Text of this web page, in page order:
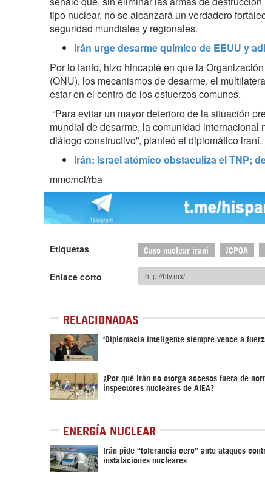
tipo nuclear, no se alcanzará un verdadero
seguridad mundiales y regionales.
Irán urge desarme químico de EEUU y
Por lo tanto, hizo hincapié en que la
(ONU), los mecanismos de desarme, el
estar en el centro de los esfuerzos comunes.
“Para evitar un mayor deterioro de la situación
mundial de desarme, la comunidad internacional
diálogo constructivo”, planteó el diplomático iraní.
Irán: Israel atómico obstaculiza el TNP;
mmo/ncl/rba
Etiquetas Caso nuclear iraní JCPOA
Enlace corto
RELACIONADAS
‘Diplomacia inteligente siempre vence a
¿Por qué Irán no otorga accesos fuera de
inspectores nucleares de AIEA?
ENERGÍA NUCLEAR
Irán pide “tolerancia cero” ante ataques
instalaciones nucleares